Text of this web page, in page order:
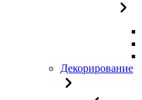
Декорирование